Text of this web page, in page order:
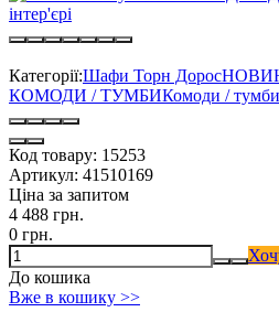
Категорії:Шафи Торн Дорос
КОМОДИ / ТУМБИКомоди / тумби
Код товару: 15253
Артикул: 41510169
Ціна за запитом
4 488 грн.
0 грн.
До кошика
Вже в кошику >>